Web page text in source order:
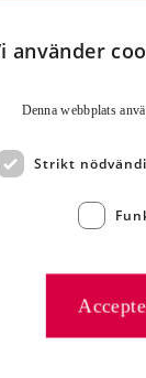
&
Nyhetsrum
Presskontakt:
(0)73 332 31 26
använder
Denna webbplats
Strikt